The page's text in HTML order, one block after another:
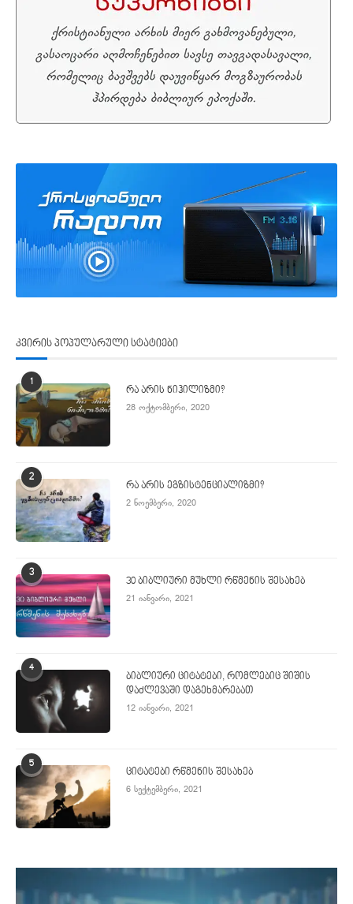
კვირის პოპულარული სტატიები
1
რა არის ნიჰილიზმი?
28 ოქტომბერი, 2020
2
რა არის ეგზისტენციალიზმი?
2 ნოემბერი, 2020
3
30 ბიბლიური მუხლი რწმენის შესახებ
21 იანვარი, 2021
4
ბიბლიური ციტატები, რომლებიც შიშის
დაძლევაში დაგეხმარებათ
12 იანვარი, 2021
5
ციტატები რწმენის შესახებ
6 სექტემბერი, 2021